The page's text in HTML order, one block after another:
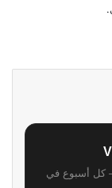
— كل أسبوع في